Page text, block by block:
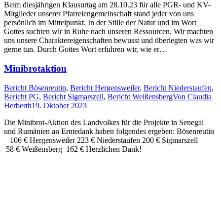
Beim diesjährigen Klausurtag am 28.10.23 für alle PGR- und KV-
Mitglieder unserer Pfarreiengemeinschaft stand jeder von uns
persönlich im Mittelpunkt. In der Stille der Natur und im Wort
Gottes suchten wir in Ruhe nach unseren Ressourcen. Wir machten
uns unsere Charaktereigenschaften bewusst und überlegten was wir
gerne tun. Durch Gottes Wort erfuhren wir, wie er…
Minibrotaktion
Bericht Bösenreutin, Bericht Hergensweiler, Bericht Niederstaufen,
Bericht PG, Bericht Sigmarszell, Bericht WeißensbergVon Claudia
Herberth19. Oktober 2023
Die Minibrot-Aktion des Landvolkes für die Projekte in Senegal
und Rumänien an Erntedank haben folgendes ergeben: Bösenreutin
106 € Hergensweiler 223 € Niederstaufen 200 € Sigmarszell
58 € Weißensberg 162 € Herzlichen Dank!